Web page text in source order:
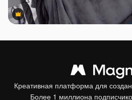
Premium
Premium
Креативная платформа для
Более 1 миллиона